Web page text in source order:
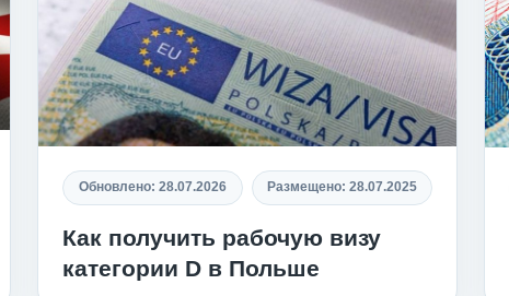
Обновлено: 28.07.2026 Размещено: 28.07.2025
Как получить рабочую визу
категории D в Польше